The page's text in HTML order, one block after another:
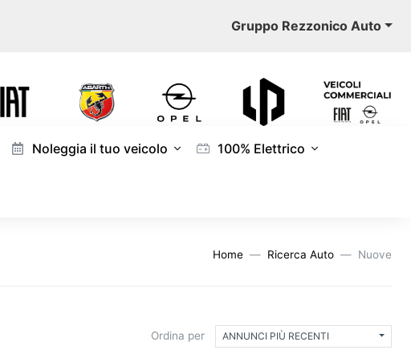
Gruppo Rezzonico Auto
Noleggia il tuo veicolo 100% Elettrico
Home Ricerca Auto Nuove
Ordina per ANNUNCI PIÙ RECENTI